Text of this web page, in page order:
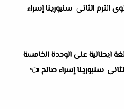
الترم الثانى سنيورينا إسراء
ايطالية على الوحدة الخامسة
سنيورينا إسراء صالح👈